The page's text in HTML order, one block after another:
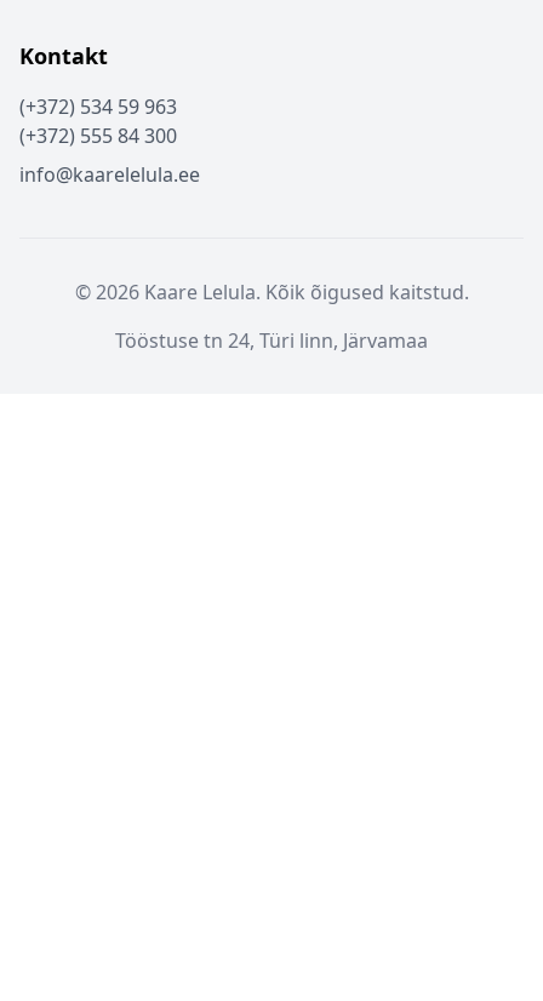
Kontakt
(+372) 534 59 963
(+372) 555 84 300
info@kaarelelula.ee
© 2026 Kaare Lelula. Kõik õigused kaitstud.
Tööstuse tn 24, Türi linn, Järvamaa